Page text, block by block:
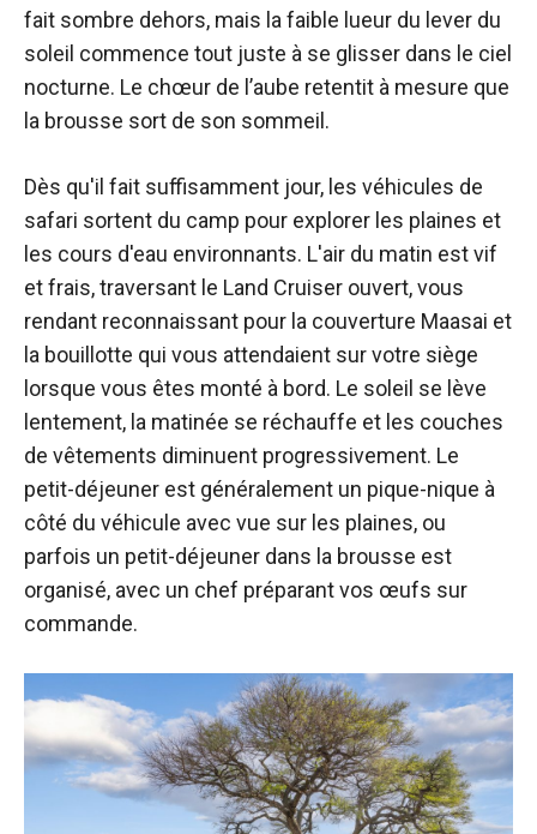
fait sombre dehors, mais la faible lueur du lever du
soleil commence tout juste à se glisser dans le ciel
nocturne. Le chœur de l’aube retentit à mesure que
la brousse sort de son sommeil.
Dès qu'il fait suffisamment jour, les véhicules de
safari sortent du camp pour explorer les plaines et
les cours d'eau environnants. L'air du matin est vif
et frais, traversant le Land Cruiser ouvert, vous
rendant reconnaissant pour la couverture Maasai et
la bouillotte qui vous attendaient sur votre siège
lorsque vous êtes monté à bord. Le soleil se lève
lentement, la matinée se réchauffe et les couches
de vêtements diminuent progressivement. Le
petit-déjeuner est généralement un pique-nique à
côté du véhicule avec vue sur les plaines, ou
parfois un petit-déjeuner dans la brousse est
organisé, avec un chef préparant vos œufs sur
commande.